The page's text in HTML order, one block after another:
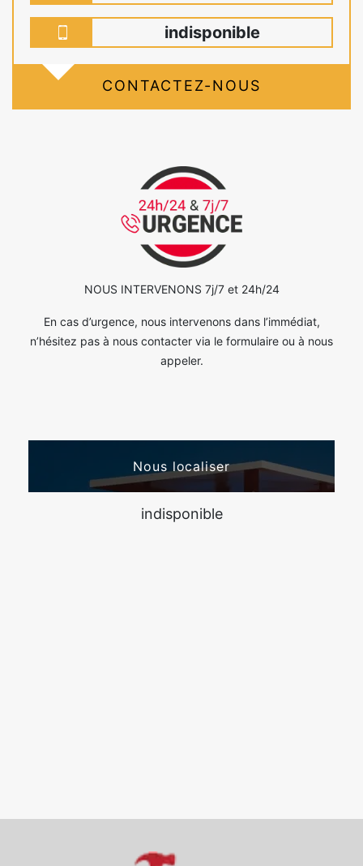
indisponible
CONTACTEZ-NOUS
NOUS INTERVENONS 7j/7 et 24h/24
En cas d’urgence, nous intervenons dans l’immédiat,
n’hésitez pas à nous contacter via le formulaire ou à nous
appeler.
Nous localiser
indisponible